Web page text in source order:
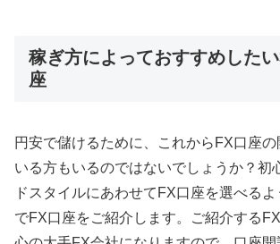
稼ぎ方によっておすすめした
座
円安で儲けるために、これから FX口座の
いる方もいるのではないでしょうか？初
ドスタイルにあわせて FX口座を選べるよ
でFX口座をご紹介します。ご紹介する FX